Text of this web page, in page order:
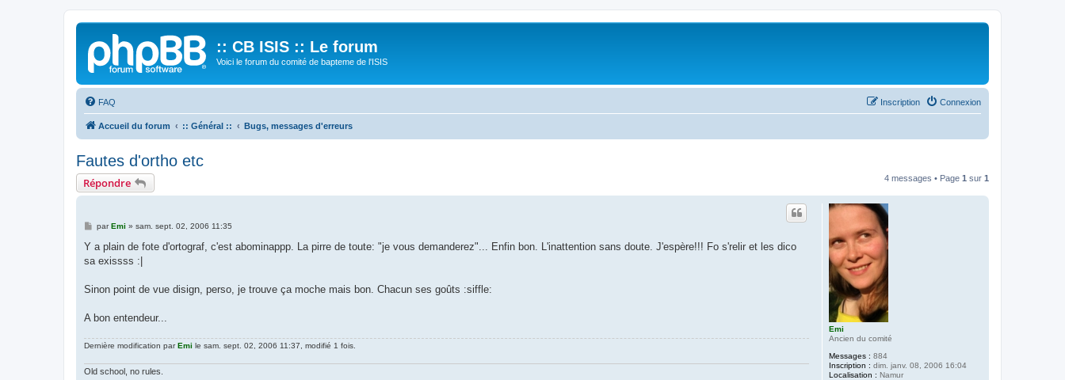
:: CB ISIS :: Le forum
Voici le forum du comité de bapteme de l'ISIS
FAQ Connexion
Inscription
Accueil du forum :: Général :: Bugs, messages d'erreurs
Fautes d'ortho etc
Répondre 4 messages • Page 1 sur 1
Emi
Ancien du comité
Messages : 884
Inscription : dim. janv. 08, 2006 16:04
Localisation : Namur
M
s
a
parEmi » sam. sept. 02, 2006 11:35
Y a plain de fote d'ortograf, c'est abominappp. La pirre de toute: "je vous demanderez"... Enfin bon. L'inattention sans doute. J'espère!!! Fo s'relir et les dico
sa exissss :|
Sinon point de vue disign, perso, je trouve ça moche mais bon. Chacun ses goûts :siffle:
A bon entendeur...
Dernière modification parEmi le sam. sept. 02, 2006 11:37, modifié 1 fois.
Old school, no rules.